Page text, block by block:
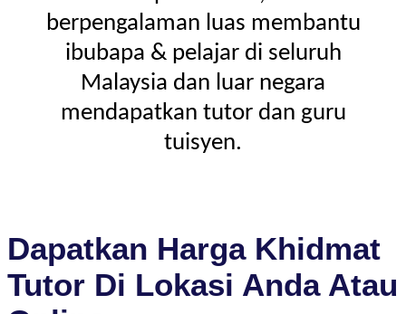
berpengalaman luas membantu
ibubapa & pelajar di seluruh
Malaysia dan luar negara
mendapatkan tutor dan guru
tuisyen.
Dapatkan Harga Khidmat
Tutor Di Lokasi Anda Atau